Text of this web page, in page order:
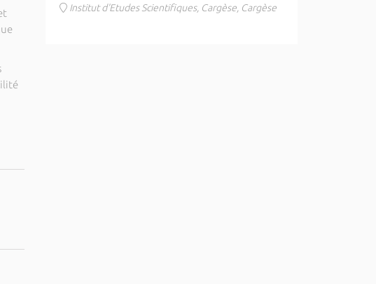
Institut d'Etudes Scientifiques, Cargèse, Cargèse